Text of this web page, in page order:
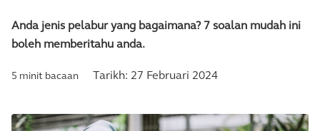
Anda jenis pelabur yang bagaimana? 7 soalan mudah ini
boleh memberitahu anda.
5 minit bacaan Tarikh: 27 Februari 2024